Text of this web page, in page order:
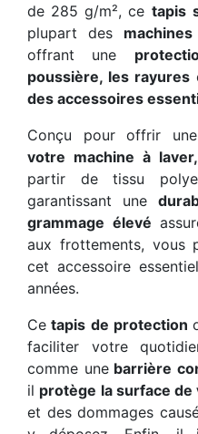
de 285 g/m², ce tapis
plupart des
offrant une
poussière, les rayures
des accessoires
Conçu pour offrir une
votre machine à laver,
partir de tissu
garantissant une
grammage élevé
aux frottements, vous
cet accessoire
années.
Ce tapis de protection
faciliter votre
comme unebarrière
il protège la surface
et des dommages